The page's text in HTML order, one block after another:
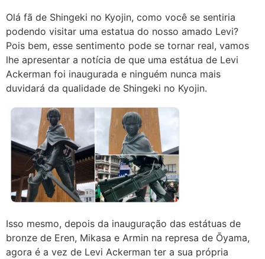
Olá fã de Shingeki no Kyojin, como você se sentiria
podendo visitar uma estatua do nosso amado Levi?
Pois bem, esse sentimento pode se tornar real, vamos
lhe apresentar a notícia de que uma estátua de Levi
Ackerman foi inaugurada e ninguém nunca mais
duvidará da qualidade de Shingeki no Kyojin.
Isso mesmo, depois da inauguração das estátuas de
bronze de Eren, Mikasa e Armin na represa de Ōyama,
agora é a vez de Levi Ackerman ter a sua própria